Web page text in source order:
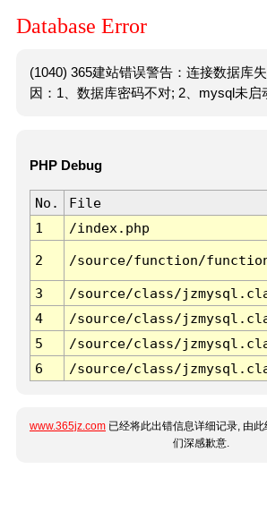
Database Error
(1040) 365建站错误警告：连接数据库
因：1、数据库密码不对; 2、mysql未启
PHP Debug
No. File
1
/index.php
2 /source/function/
3 /source/class/
4
/source/class/
5
/source/class/
6
/source/class/
www.365jz.com 已经将此出错信息详细记录, 由
们深感歉意.